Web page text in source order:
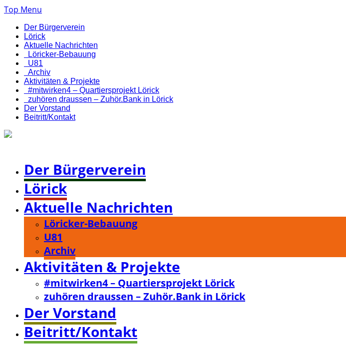
Top Menu
Der Bürgerverein
Lörick
Aktuelle Nachrichten
Löricker-Bebauung
U81
Archiv
Aktivitäten & Projekte
#mitwirken4 – Quartiersprojekt Lörick
zuhören draussen – Zuhör.Bank in Lörick
Der Vorstand
Beitritt/Kontakt
Der Bürgerverein
Lörick
Aktuelle Nachrichten
Löricker-Bebauung
U81
Archiv
Aktivitäten & Projekte
#mitwirken4 – Quartiersprojekt Lörick
zuhören draussen – Zuhör.Bank in Lörick
Der Vorstand
Beitritt/Kontakt